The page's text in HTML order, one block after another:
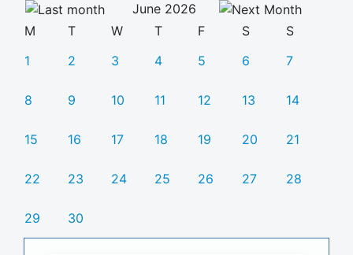
June 2026
M
T W T F S
S
1
2 3 4 5 6 7
8 9 10 11 12 13 14
15 16 17 18 19 20 21
22 23 24 25 26 27 28
29 30